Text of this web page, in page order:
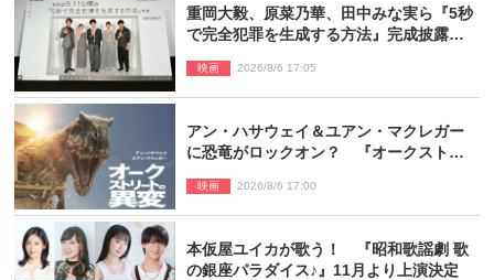
重岡大毅、原菜乃華、田中みな実ら『5秒
で完全犯罪を生成する方法』完成披露に
映画 2026/8/6 17:05
アン・ハサウェイ＆ユアン・マクレガー
に恐竜がロックオン？ 『オークストリ
解禁
映画 2026/8/6 17:00
本仮屋ユイカが歌う！ 『昭和歌謡劇 歌
の銀座パラダイス♪』11月より上演決定